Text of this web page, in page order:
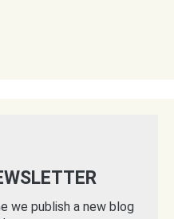
we publish a new blog